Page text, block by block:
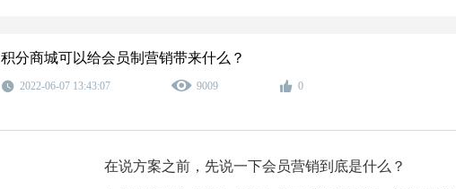
积分商城可以给会员制营销带来什么？
2022-06-07 13:43:07 9009 0
在说方案之前，先说一下会员营销到底是什么？